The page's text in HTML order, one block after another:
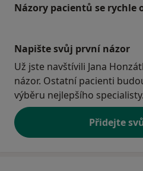
Názory pacientů se rychle
Napište svůj první názor
Už jste navštívili Jana
názor. Ostatní pacienti
výběru nejlepšího specialisty.
Přidejte